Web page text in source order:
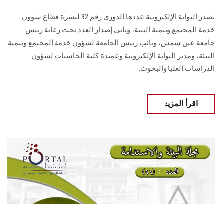
تصدر البوابة الإلكترونية عددها الدوري رقم 92 لنشرة قطاع شؤون
خدمة ‏المجتمع وتنمية البيئة‎، ويأتي إصدار العدد تحت رعاية رئيس
جامعة عين شمس، ونائب رئيس الجامعة لشؤون خدمة المجتمع وتنمية
البيئة، و‏مدير البوابة الإلكترونية وعميدة كلية الحاسبات لشؤون
الدراسات العليا ‏والبحوث‎.‎
اقرأ المزيد